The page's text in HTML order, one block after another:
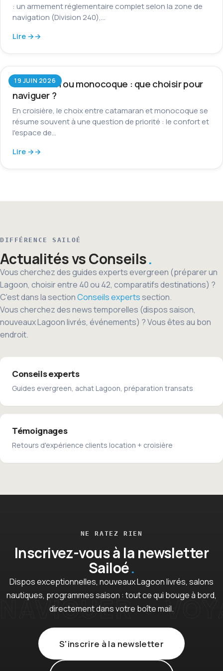
: un armement réglementaire complet selon la zone de
navigation (Division 240),…
Lire →
19 JUIN 2026
Catamaran ou monocoque : que choisir pour
naviguer ?
En croisière, le choix entre catamaran et monocoque se
résume souvent à une question de priorité : le confort et
l'espace de…
Lire →
DIFFÉRENCE SAILOÉ
Actualités vs Conseils
Vous cherchez des guides experts evergreen (préparer un
Lagoon, choisir entre 40 ou 42, comparatifs destinations) ?
C'est dans la sectionConseils expertssection.
Vous cherchez des news temporelles (dispos saison,
nouveaux Lagoon livrés, événements) ? Vous êtes au bon
endroit.
Conseils experts
Guides evergreen, achat Lagoon, préparation transats
Témoignages
Retours d'expérience clients location + croisière
NE RATEZ RIEN
Inscrivez-vous à la newsletter
Sailoé
Dispos exceptionnelles, nouveaux Lagoon livrés, salons
nautiques, programmes saison : tout ce qui bouge à bord,
directement dans votre boîte mail.
S'inscrire à la newsletter